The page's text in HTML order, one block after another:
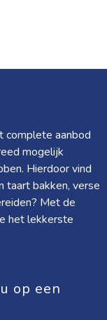
complete aanbod
mogelijk
Hierdoor vind
taart bakken, verse
Met de
het lekkerste
op een